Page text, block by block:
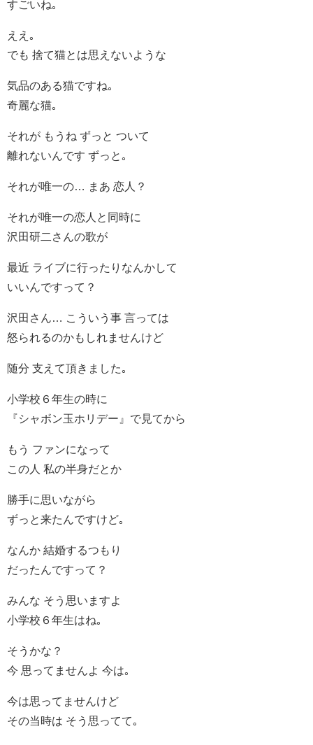
すごいね｡
ええ｡
でも 捨て猫とは思えないような
気品のある猫ですね｡
奇麗な猫｡
それが もうね ずっと ついて
離れないんです ずっと｡
それが唯一の… まあ 恋人？
それが唯一の恋人と同時に
沢田研二さんの歌が
最近 ライブに行ったりなんかして
いいんですって？
沢田さん… こういう事 言っては
怒られるのかもしれませんけど
随分 支えて頂きました｡
小学校６年生の時に
『シャボン玉ホリデー』で見てから
もう ファンになって
この人 私の半身だとか
勝手に思いながら
ずっと来たんですけど｡
なんか 結婚するつもり
だったんですって？
みんな そう思いますよ
小学校６年生はね｡
そうかな？
今 思ってませんよ 今は｡
今は思ってませんけど
その当時は そう思ってて｡